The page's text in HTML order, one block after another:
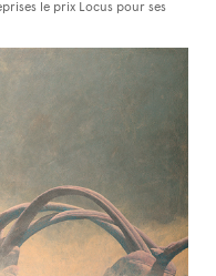
le prix Locus pour ses